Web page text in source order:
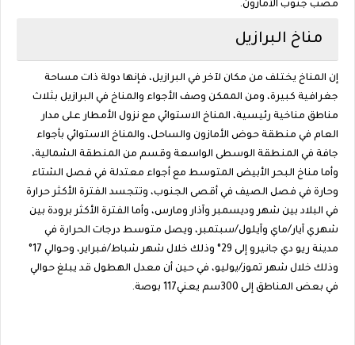
مصب جنوب الأمازون.
مناخ البرازيل
إن المناخ يختلف من مكان لآخر في البرازيل، فإنها دولة ذات مساحة
جغرافية كبيرة، ومن الممكن وصف الأجواء والمناخ في البرازيل بثلاث
مناطق مناخية رئيسية، المناخ الاستوائي مع نزول الأمطار على مدار
العام في منطقة حوض الأمازون والساحل، والمناخ الاستوائي بأجواء
جافة في المنطقة الوسطى الواسعة وقسم من المنطقة الشمالية،
وأما مناخ البحر الأبيض المتوسط مع أجواء معتدلة في فصل الشتاء
وحارة في فصل الصيف في أقصى الجنوب، وتتجسد الفترة الأكثر حرارة
في البلاد بين شهر وديسمبر وآذار ومارس، وأما الفترة الأكثر برودة بين
شهري آيار/ماي وآيلول/سبتمبر، ويصل متوسط درجات الحرارة في
مدينة ريو دي جانيرو إلى 29° وذلك خلال شهر شباط/فبراير، وحوالي 17°
وذلك خلال شهر تموز/يوليو، في حين أن معدل الهطول قد يبلغ حوالي
في بعض المناطق إلى 300سم يعني117 بوصة.